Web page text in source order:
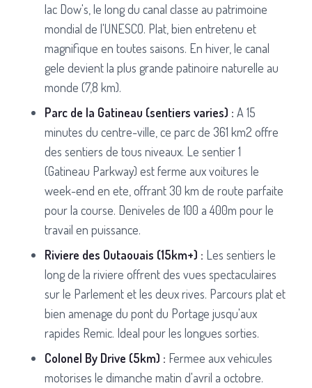
lac Dow's, le long du canal classe au patrimoine
mondial de l'UNESCO. Plat, bien entretenu et
magnifique en toutes saisons. En hiver, le canal
gele devient la plus grande patinoire naturelle au
monde (7,8 km).
Parc de la Gatineau (sentiers varies) : A 15
minutes du centre-ville, ce parc de 361 km2 offre
des sentiers de tous niveaux. Le sentier 1
(Gatineau Parkway) est ferme aux voitures le
week-end en ete, offrant 30 km de route parfaite
pour la course. Deniveles de 100 a 400m pour le
travail en puissance.
Riviere des Outaouais (15km+) : Les sentiers le
long de la riviere offrent des vues spectaculaires
sur le Parlement et les deux rives. Parcours plat et
bien amenage du pont du Portage jusqu'aux
rapides Remic. Ideal pour les longues sorties.
Colonel By Drive (5km) : Fermee aux vehicules
motorises le dimanche matin d'avril a octobre.